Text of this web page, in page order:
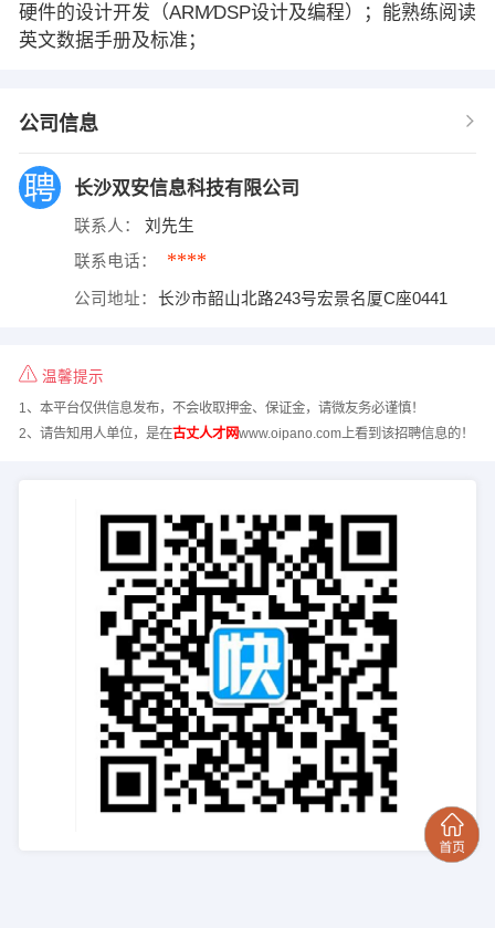
硬件的设计开发（ARM∕DSP设计及编程）；能熟练阅读
英文数据手册及标准；
公司信息
长沙双安信息科技有限公司
联系人： 刘先生
联系电话： ****
公司地址： 长沙市韶山北路243号宏景名厦C座0441
温馨提示
1、本平台仅供信息发布，不会收取押金、保证金，请微友务必谨慎！
2、请告知用人单位，是在古丈人才网www.oipano.com上看到该招聘信息的！